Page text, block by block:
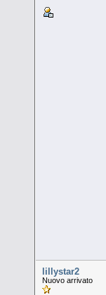
lillystar2
Nuovo arrivato